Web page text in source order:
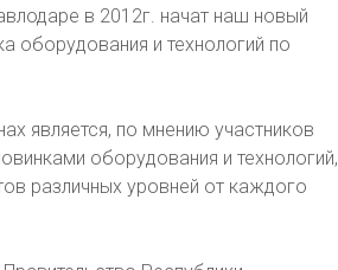
в 2012г. начат наш новый
оборудования и технологий по
является, по мнению участников
оборудования и технологий,
различных уровней от каждого